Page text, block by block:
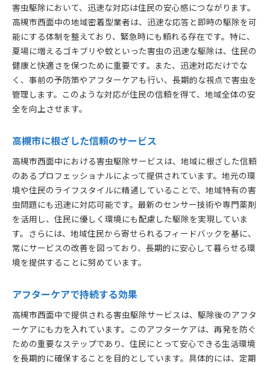
害虫駆除において、迅速な対応は住民の安心感につながります。
高槻市西面中の地域密着型業者は、迅速な応答と即時の駆除を可
能にする体制を整えており、緊急時にも頼れる存在です。特に、
夏場に増えるゴキブリや蚊といった害虫の迅速な駆除は、住民の
健康と快適さを保つために重要です。また、迅速対応だけでな
く、事前の予防策やアフターケアも行い、長期的な視点で害虫を
管理します。このような対応が住民の信頼を得て、地域全体の安
全を向上させます。
高槻市に根ざした信頼のサービス
高槻市西面中における害虫駆除サービスは、地域に根ざした信頼
のあるプロフェッショナルによって提供されています。地元の環
境や住民のライフスタイルに精通していることで、地域特有の害
虫問題にも迅速に対応可能です。最新のセンサー技術や専門薬剤
を活用し、住民に優しく環境にも配慮した駆除を実現していま
す。さらには、地域住民から寄せられるフィードバックを基に、
常にサービスの改善を図っており、長期的に安心して暮らせる環
境を提供することに努めています。
アフターケアで持続する効果
高槻市西面中で提供される害虫駆除サービスは、駆除後のアフタ
ーケアにも力を入れています。このアフターケアは、再発を防ぐ
ための重要なステップであり、住民にとって安心できる生活環境
を長期的に確保することを目的としています。具体的には、定期